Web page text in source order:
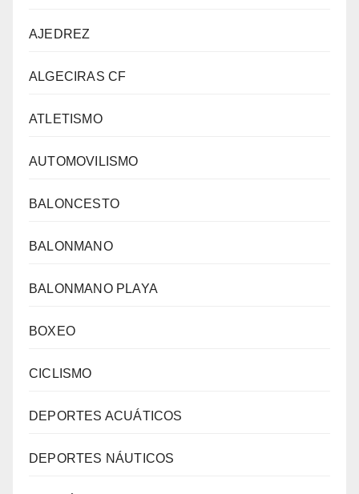
AJEDREZ
ALGECIRAS CF
ATLETISMO
AUTOMOVILISMO
BALONCESTO
BALONMANO
BALONMANO PLAYA
BOXEO
CICLISMO
DEPORTES ACUÁTICOS
DEPORTES NÁUTICOS